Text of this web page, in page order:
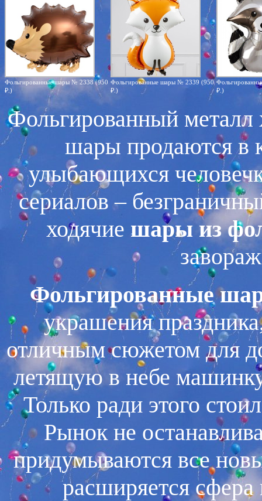
Фольгированные шары № 2338 (950
₽.)
Фольгированные шары № 2339 (950
₽.)
₽.)
Фольгированный
шары продаются в
улыбающихся
сериалов –
ходячие шары из
Фольгированные
украшения
отличным сюжетом для
летящую в небе
Только ради этого
Рынок не
придумываются все
расширяется